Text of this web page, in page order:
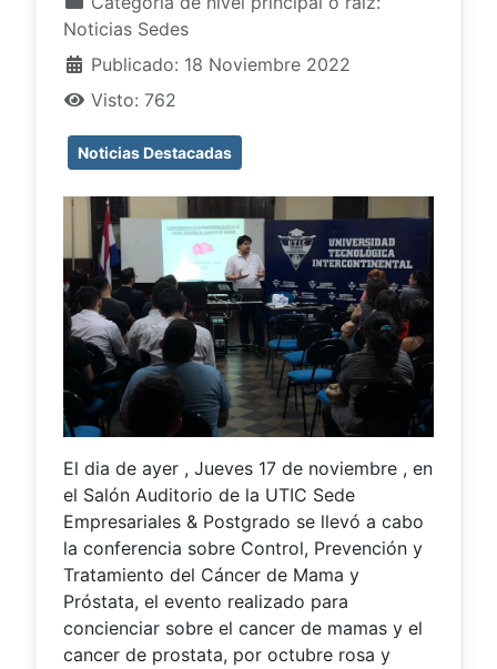
Noticias Sedes
Publicado: 18 Noviembre 2022
Visto: 762
Noticias Destacadas
El dia de ayer , Jueves 17 de noviembre , en
el Salón Auditorio de la UTIC Sede
Empresariales & Postgrado se llevó a cabo
la conferencia sobre Control, Prevención y
Tratamiento del Cáncer de Mama y
Próstata, el evento realizado para
concienciar sobre el cancer de mamas y el
cancer de prostata, por octubre rosa y